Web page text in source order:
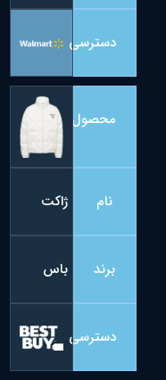
دسترسی
محصول
نام ژاکت
برند باس
دسترسی